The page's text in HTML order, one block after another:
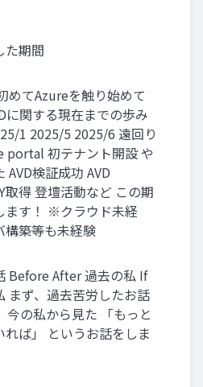
た期間
めてAzureを触り始めて
に関する現在までの歩み
1 2025/5 2025/6 遠回り
portal 初テナント開設 や
AVD検証成功 AVD
取得 登壇活動など この期
ます！ ※クラウド未経
構築等も未経験
Before After 過去の私 If
まず、過去苦労したお話
今の私から見た 「もっと
れば」 というお話をしま